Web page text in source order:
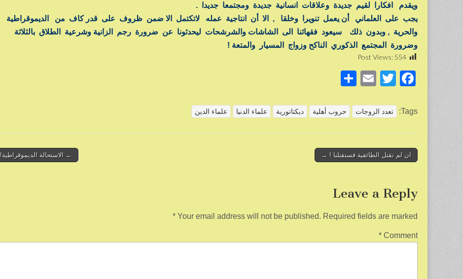
ويقدم افكارا لقيم جديدة وعلاقات انسانية جديدة ومجتمعا جديدا .
يجب على العلماني أن يعمل تنويرا وخلقا , الا أن انتاجية عمله لاتكتمل الا ضمن ظروف على قدر كاف من الديموقراطية
والحرية , وبدون ذلك سيعود فقهائنا الى الشاشات والشرشحات ليحدثونا عن ضرورة رجم الزانية وشرعية الطلاق بالثلاثة
وضرورة المجتمع الذكوري الناكح وزواج المسيار والمتعة !
Post Views: 554
F
c
o
k
T
tt
E
ail
ar
Tags: تعدد الزوجات حروب أهلية ديكتاتورية علماء الدنيا علماء الدين
Post
← الاستحالة الديموقراطية! ان لم نقتل الطائفية فستقتلنا ! →
Leave a Reply
Your email address will not be published. Required fields are marked
*
Comment
*